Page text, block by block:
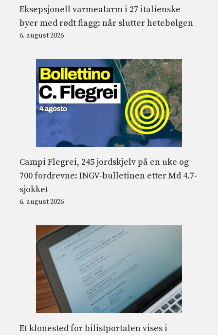
Eksepsjonell varmealarm i 27 italienske
byer med rødt flagg: når slutter hetebølgen
6. august 2026
Campi Flegrei, 245 jordskjelv på en uke og
700 fordrevne: INGV-bulletinen etter Md 4.7-
sjokket
6. august 2026
Et klonested for bilistportalen vises i